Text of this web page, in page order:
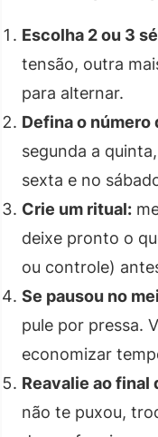
Escolha 2 ou 3
tensão, outra
para alternar.
Defina o número
segunda a
sexta e no
Crie um ritual:
deixe pronto o
ou controle)
Se pausou no
pule por pressa.
economizar
Reavalie ao final
não te puxou,